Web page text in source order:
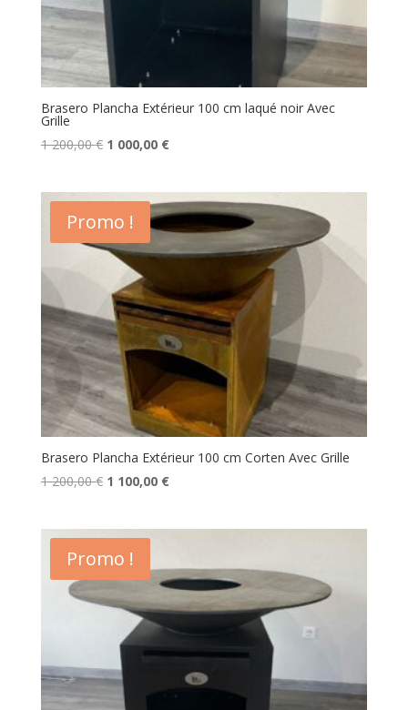
Brasero Plancha Extérieur 100 cm laqué noir Avec
Grille
1 200,00€ Le
était :
1
200,00 €.
1 000,00 €Le
est :
1
000,00 €.
Promo !
Brasero Plancha Extérieur 100 cm Corten Avec Grille
1 200,00€ Le
était :
1
200,00 €.
1 100,00 €Le
100,00 €.
Promo !